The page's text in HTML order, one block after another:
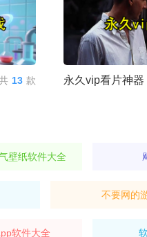
13 款 永久vip看片神器
壁纸软件大全
不要网的
软件大全